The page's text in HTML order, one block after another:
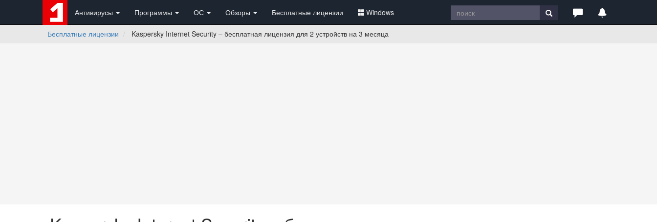
Антивирусы Программы ОС Обзоры Бесплатные лицензии Windows
Бесплатные лицензии Kaspersky Internet Security – бесплатная лицензия для 2 устройств на 3 месяца